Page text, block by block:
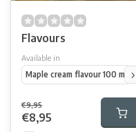
Flavours
Available in
Maple cream flavour 100 ml
€9,95
€8,95